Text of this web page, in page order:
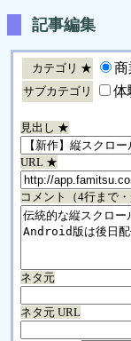
記事編集
カテゴリ ★ 商
サブカテゴリ 体
見出し ★
URL ★
コメント（4行まで
ネタ元
ネタ元 URL